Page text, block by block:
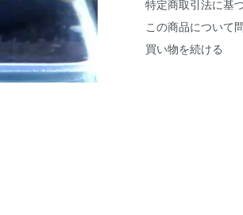
特定商取引法に基
この商品について
買い物を続ける